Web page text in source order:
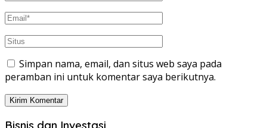
Simpan nama, email, dan situs web saya pada
peramban ini untuk komentar saya berikutnya.
Bisnis dan Investasi